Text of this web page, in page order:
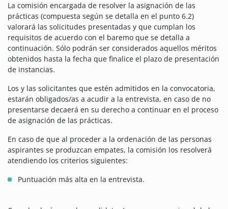
La comisión encargada de resolver la asignación de las
prácticas (compuesta según se detalla en el punto 6.2)
valorará las solicitudes presentadas y que cumplan los
requisitos de acuerdo con el baremo que se detalla a
continuación. Sólo podrán ser considerados aquellos méritos
obtenidos hasta la fecha que finalice el plazo de presentación
de instancias.
Los y las solicitantes que estén admitidos en la convocatoria,
estarán obligados/as a acudir a la entrevista, en caso de no
presentarse decaerá en su derecho a continuar en el proceso
de asignación de las prácticas.
En caso de que al proceder a la ordenación de las personas
aspirantes se produzcan empates, la comisión los resolverá
atendiendo los criterios siguientes:
Puntuación más alta en la entrevista.